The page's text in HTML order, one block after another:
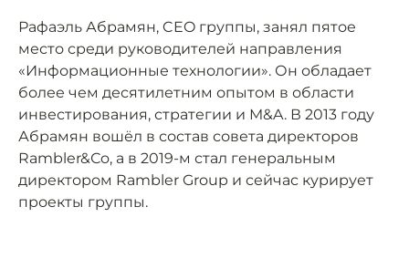
Рафаэль Абрамян, CEO группы, занял пятое
место среди руководителей направления
«Информационные технологии». Он обладает
более чем десятилетним опытом в области
инвестирования, стратегии и M&A. В 2013 году
Абрамян вошёл в состав совета директоров
Rambler&Сo, а в 2019-м стал генеральным
директором Rambler Group и сейчас курирует
проекты группы.